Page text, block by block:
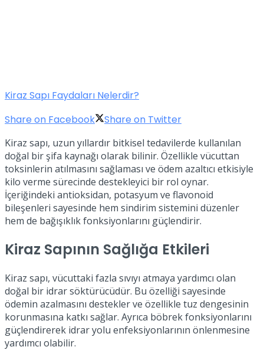
Kiraz Sapı Faydaları Nelerdir?
Share on Facebook
Share on Twitter
Kiraz sapı, uzun yıllardır bitkisel tedavilerde kullanılan
doğal bir şifa kaynağı olarak bilinir. Özellikle vücuttan
toksinlerin atılmasını sağlaması ve ödem azaltıcı etkisiyle
kilo verme sürecinde destekleyici bir rol oynar.
İçeriğindeki antioksidan, potasyum ve flavonoid
bileşenleri sayesinde hem sindirim sistemini düzenler
hem de bağışıklık fonksiyonlarını güçlendirir.
Kiraz Sapının Sağlığa Etkileri
Kiraz sapı, vücuttaki fazla sıvıyı atmaya yardımcı olan
doğal bir idrar söktürücüdür. Bu özelliği sayesinde
ödemin azalmasını destekler ve özellikle tuz dengesinin
korunmasına katkı sağlar. Ayrıca böbrek fonksiyonlarını
güçlendirerek idrar yolu enfeksiyonlarının önlenmesine
yardımcı olabilir.